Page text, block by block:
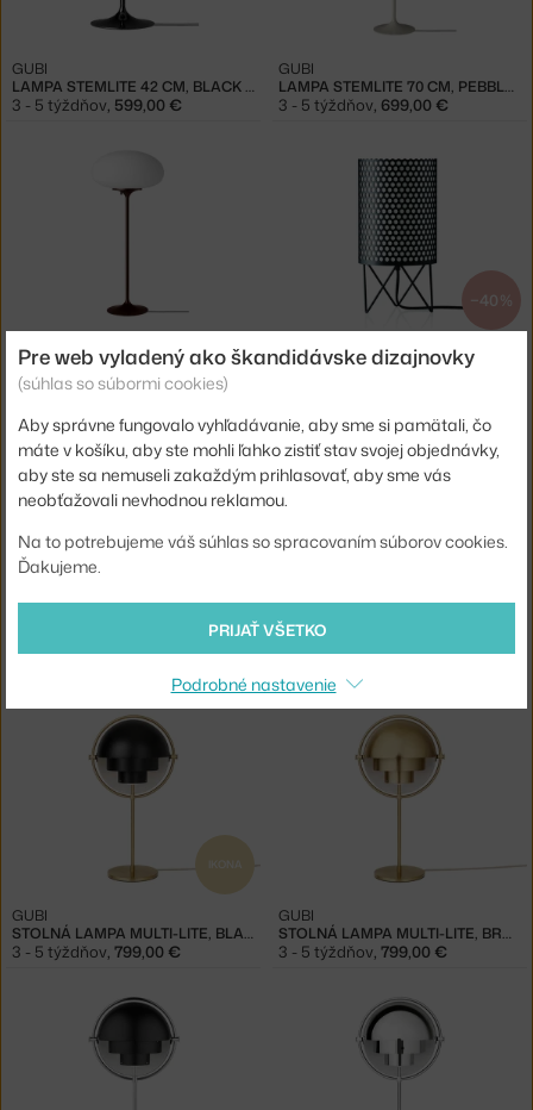
LAMPA STEMLITE 42 CM, BLACK CHROME
GUBI
3 - 5 týždňov, 599,00 €
LAMPA STEMLITE 70 CM, PEBBLE GREY
GUBI
3 - 5 týždňov, 699,00 €
STOLNÁ LAMPA STEMLITE 70 CM, BLACK RED
GUBI
3 - 5 týždňov,699,00 €
−40 %
GUBI
STOLNÁ LAMPA PEDRERA ABC, WHITE STOLNÁ LAMPA MULTI-LITE, SAGE / BRASS
GUBI
IKONA
STOLNÁ LAMPA MULTI-LITE, BLACK/BRASS
GUBI
3 - 5 týždňov, 799,00 €
STOLNÁ LAMPA MULTI-LITE, BRASS
GUBI
3 - 5 týždňov, 799,00 €
Pre web vyladený ako škandidávske dizajnovky
(súhlas so súbormi cookies)
Aby správne fungovalo vyhľadávanie, aby sme si pamätali, čo
máte v košíku, aby ste mohli ľahko zistiť stav svojej objednávky,
aby ste sa nemuseli zakaždým prihlasovať, aby sme vás
neobťažovali nevhodnou reklamou.
Na to potrebujeme váš súhlas so spracovaním súborov cookies.
Ďakujeme.
PRIJAŤ VŠETKO
Podrobné nastavenie